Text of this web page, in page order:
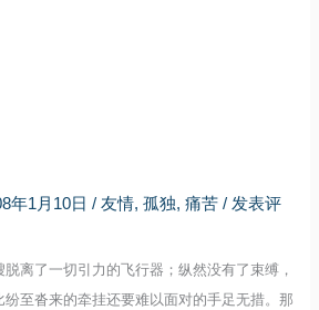
年1月10日/友情,孤独,痛苦 / 发表评
离了一切引力的飞行器；纵然没有了束缚，
至沓来的牵挂还要难以面对的手足无措。那